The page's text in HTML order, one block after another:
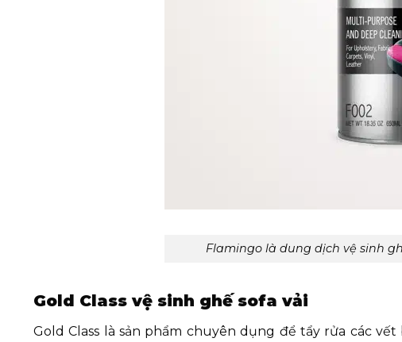
Flamingo là dung dịch vệ sinh
Gold Class vệ sinh ghế sofa vải
Gold Class là sản phẩm chuyên dụng để tẩy rửa các